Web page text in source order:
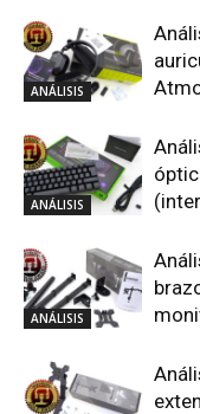
ANÁLISIS
ANÁLISIS
ANÁLISIS